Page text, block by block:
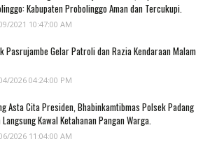
Kabupaten Probolinggo Aman dan Tercukupi.
2021 10:47:00 AM
Pasrujambe Gelar Patroli dan Razia Kendaraan Malam
2026 04:24:00 PM
Asta Cita Presiden, Bhabinkamtibmas Polsek Padang
Langsung Kawal Ketahanan Pangan Warga.
2026 11:04:00 AM